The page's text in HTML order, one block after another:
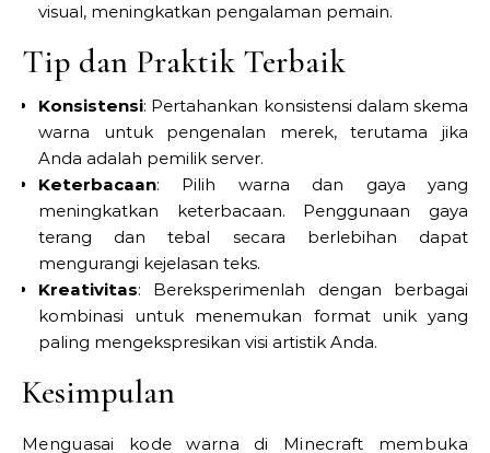
visual, meningkatkan pengalaman pemain.
Tip dan Praktik Terbaik
Konsistensi: Pertahankan konsistensi dalam skema
warna untuk pengenalan merek, terutama jika
Anda adalah pemilik server.
Keterbacaan: Pilih warna dan gaya yang
meningkatkan keterbacaan. Penggunaan gaya
terang dan tebal secara berlebihan dapat
mengurangi kejelasan teks.
Kreativitas: Bereksperimenlah dengan berbagai
kombinasi untuk menemukan format unik yang
paling mengekspresikan visi artistik Anda.
Kesimpulan
Menguasai kode warna di Minecraft membuka